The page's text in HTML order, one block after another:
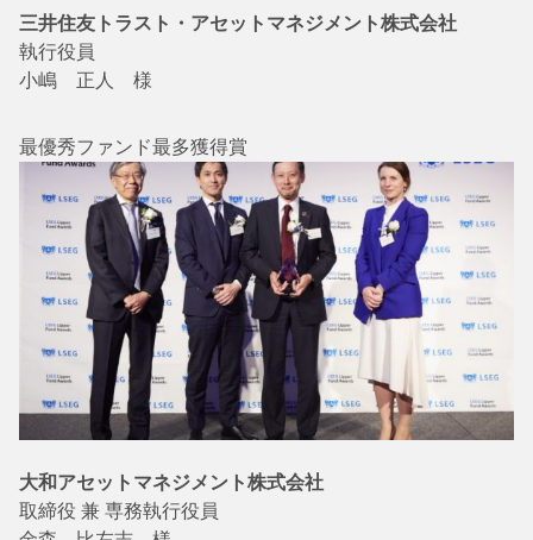
三井住友トラスト・アセットマネジメント株式会社
執行役員
小嶋 正人 様
最優秀ファンド最多獲得賞
大和アセットマネジメント株式会社
取締役 兼 専務執行役員